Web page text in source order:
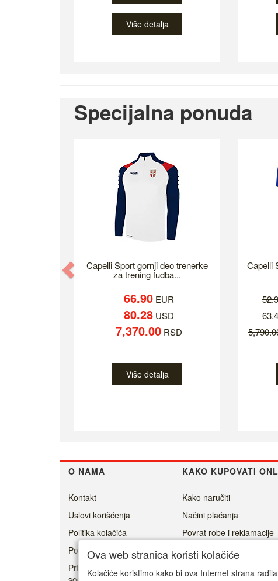
Više detalja
Specijalna ponuda
Capelli Sport gornji deo trenerke
za trening fudba...
66.90EUR
80.28USD
7,370.00RSD
Više detalja
Capelli
Previous
O NAMA KAKO KUPOVATI
Kontakt
Uslovi korišćenja
Politika kolačića
Politika privatnosti
Prisoner's Dilemma -
Kako naručiti
Načini plaćanja
Povrat robe i reklamacije
Isporuka
Ova web stranica koristi kolačiće
Kolačiće koristimo kako bi ova Internet strana